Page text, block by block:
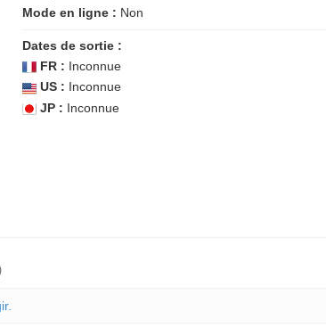
Mode en ligne : Non
Dates de sortie :
FR : Inconnue
US : Inconnue
JP : Inconnue